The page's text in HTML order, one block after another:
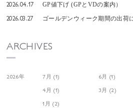
2026.04.17 GP値下げ (GPとVDの案内）
2026.03.27 ゴールデンウィーク期間の出荷
ARCHIVES
2026年 7月 (1) 6月 (1)
4月 (1)
3月 (2)
1月 (2)